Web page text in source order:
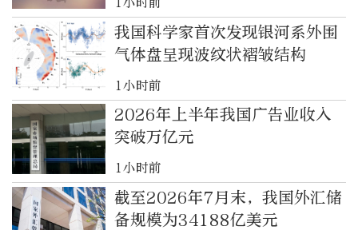
我国科学家首次发现银河系外围
气体盘呈现波纹状褶皱结构
1小时前
2026年上半年我国广告业收入
突破万亿元
1小时前
截至2026年7月末，我国外汇储
备规模为34188亿美元